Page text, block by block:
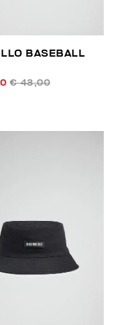
BASEBALL
€ 43,00